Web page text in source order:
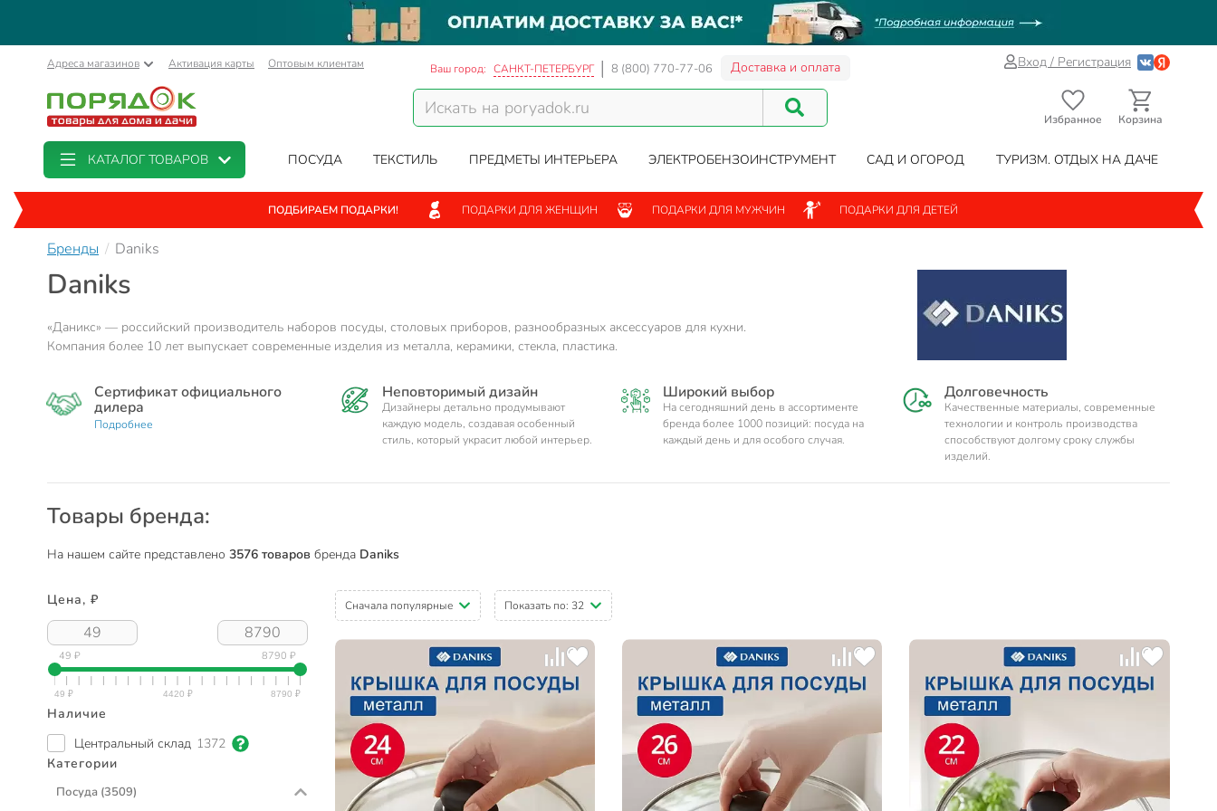
Адреса магазинов Активация карты Оптовым клиентам Ваш город: САНКТ-ПЕТЕРБУРГ 8 (800) 770-77-06 Доставка и оплата Вход / Регистрация
Избранное Корзина
КАТАЛОГ ТОВАРОВ ПОСУДА ТЕКСТИЛЬ ПРЕДМЕТЫ ИНТЕРЬЕРА ЭЛЕКТРОБЕНЗОИНСТРУМЕНТ САД И ОГОРОД ТУРИЗМ. ОТДЫХ НА ДАЧЕ
ПОДБИРАЕМ ПОДАРКИ! ПОДАРКИ ДЛЯ ЖЕНЩИН ПОДАРКИ ДЛЯ МУЖЧИН ПОДАРКИ ДЛЯ ДЕТЕЙ
Бренды Daniks
Daniks
«Даникс» — российский производитель наборов посуды, столовых приборов, разнообразных аксессуаров для кухни.
Компания более 10 лет выпускает современные изделия из металла, керамики, стекла, пластика.
Сертификат официального
дилера
Подробнее
Неповторимый дизайн
Дизайнеры детально продумывают
каждую модель, создавая особенный
стиль, который украсит любой интерьер.
Широкий выбор
На сегодняшний день в ассортименте
бренда более 1000 позиций: посуда на
каждый день и для особого случая.
Долговечность
Качественные материалы, современные
технологии и контроль производства
способствуют долгому сроку службы
изделий.
Товары бренда:
На нашем сайте представлено 3576 товаров бренда Daniks
Цена, ₽
49 ₽ 8790 ₽
Наличие
Центральный склад 1372
Категории
Посуда (3509)
Сначала популярные Показать по: 32